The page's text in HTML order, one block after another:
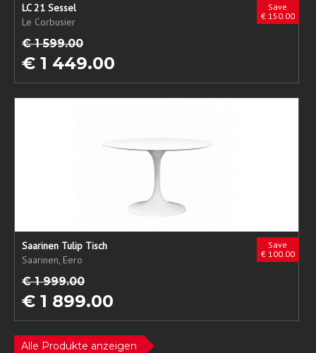
Save
€ 150.00
LC 21 Sessel
Le Corbusier
€ 1 599.00
€ 1 449.00
Save
€ 100.00
Saarinen Tulip Tisch
Saarinen, Eero
€ 1 999.00
€ 1 899.00
Alle Produkte anzeigen